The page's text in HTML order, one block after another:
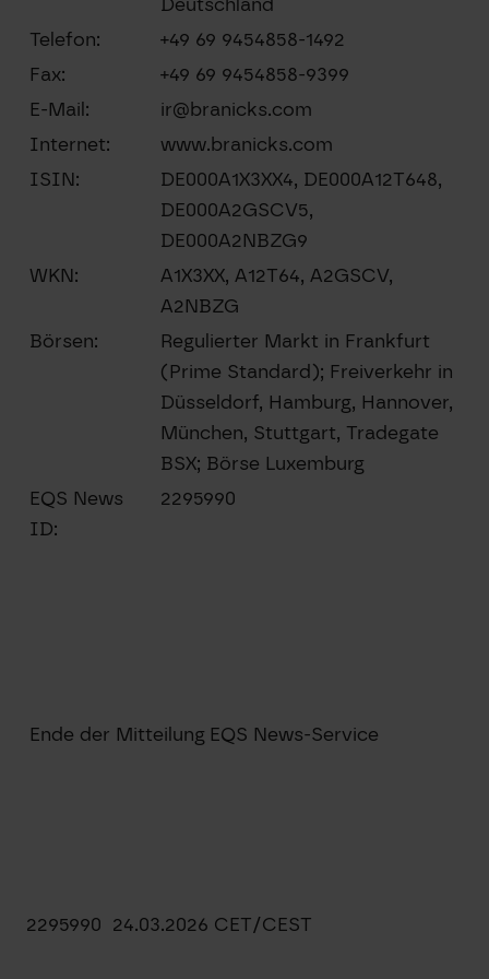
Telefon:
+49 69 9454858-1492
Fax:
+49 69 9454858-9399
E-Mail:
ir@branicks.com
Internet:
www.branicks.com
ISIN:
DE000A1X3XX4, DE000A12T648,
DE000A2GSCV5,
DE000A2NBZG9
WKN:
A1X3XX, A12T64, A2GSCV,
A2NBZG
Börsen:
Regulierter Markt in Frankfurt
(Prime Standard); Freiverkehr in
Düsseldorf, Hamburg, Hannover,
München, Stuttgart, Tradegate
BSX; Börse Luxemburg
EQS News
ID:
2295990
Ende der Mitteilung EQS News-Service
2295990 24.03.2026 CET/CEST